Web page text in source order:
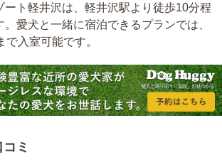
ート軽井沢は、軽井沢駅より徒歩10分程
愛犬と一緒に宿泊できるプランでは、
入室可能です。
ミ